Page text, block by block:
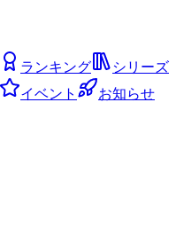
ランキング
シリーズ
イベント
お知らせ